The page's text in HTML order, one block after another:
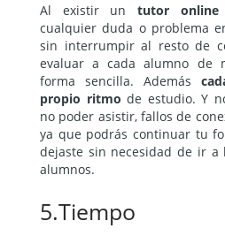
Al existir untutor online
cualquier duda o problema
sin interrumpir al resto de
evaluar a cada alumno de
forma sencilla. Además
propio ritmo de estudio. Y
no poder asistir, fallos de
ya que podrás continuar tu
dejaste sin necesidad de ir
alumnos.
5.Tiempo